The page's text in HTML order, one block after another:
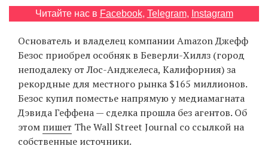
Читайте нас в Facebook, Telegram, Instagram
Основатель и владелец компании Amazon Джефф
Безос приобрел особняк в Беверли-Хиллз (город
неподалеку от Лос-Анджелеса, Калифорния) за
рекордные для местного рынка $165 миллионов.
Безос купил поместье напрямую у медиамагната
Дэвида Геффена — сделка прошла без агентов. Об
этом пишет The Wall Street Journal со ссылкой на
собственные источники.